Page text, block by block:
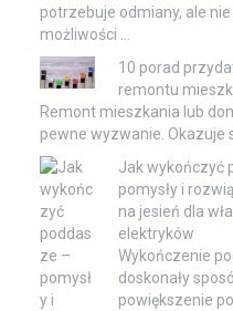
potrzebuje odmiany, ale
możliwości …
10 porad
remontu
Remont mieszkania lub
pewne wyzwanie. Okazuje
Jak wykończyć
pomysły i
na jesień dla
elektryków
Wykończenie
doskonały
powiększenie